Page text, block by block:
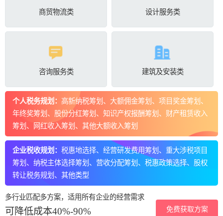
商贸物流类 设计服务类
咨询服务类 建筑及安装类
个人税务规划： 高新纳税筹划、大额佣金筹划、项目奖金筹划、
年终奖筹划、股份分红筹划、知识产权报酬筹划、财产租赁收入
筹划、网红收入筹划、其他大额收入筹划
企业税收规划： 税惠地选择、经营研发费用筹划、重大涉税项目
筹划、纳税主体选择筹划、营收分配筹划、税惠政策选择、股权
转让税务规划、其他类型
多行业匹配多方案，适用所有企业的经营需求
可降低成本40%-90% 免费获取方案